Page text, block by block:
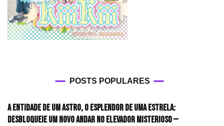
POSTS POPULARES
A entidade de um astro, o esplendor de uma estrela:
desbloqueie um novo andar no elevador misterioso —